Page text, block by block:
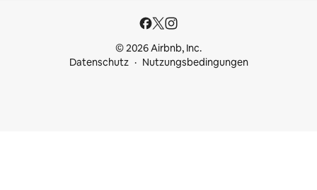
© 2026 Airbnb, Inc.
Datenschutz
Nutzungsbedingungen